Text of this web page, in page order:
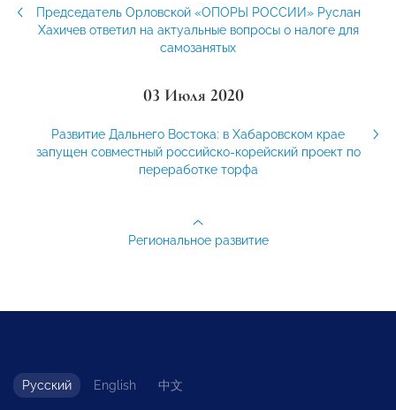
Председатель Орловской «ОПОРЫ РОССИИ» Руслан
Хахичев ответил на актуальные вопросы о налоге для
самозанятых
03 Июля 2020
Развитие Дальнего Востока: в Хабаровском крае
запущен совместный российско-корейский проект по
переработке торфа
Региональное развитие
Русский English 中文